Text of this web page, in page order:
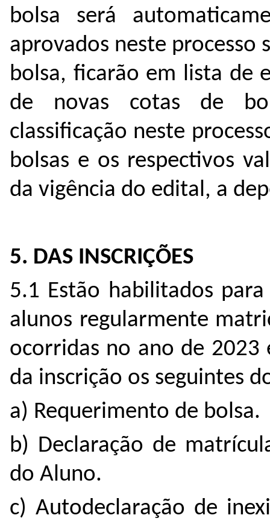
bolsa será
aprovados neste processo
bolsa, ficarão em lista de
de novas cotas de
classificação neste
bolsas e os respectivos
da vigência do edital, a
5. DAS INSCRIÇÕES
5.1 Estão habilitados
alunos regularmente
ocorridas no ano de 2023
da inscrição os seguintes
a) Requerimento de bolsa.
b) Declaração de
do Aluno.
c) Autodeclaração de